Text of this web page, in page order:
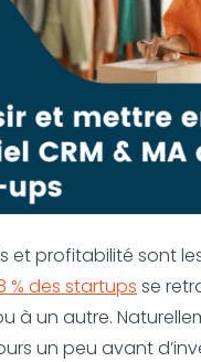
et profitabilité sont
% des startups se
à un autre.
un peu avant